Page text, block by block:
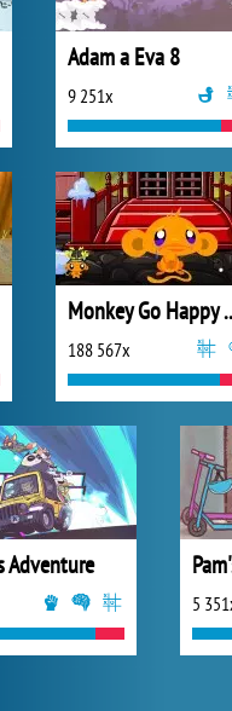
Adam a Eva 8
9 251x
Monkey
188 567x
Adventure
5